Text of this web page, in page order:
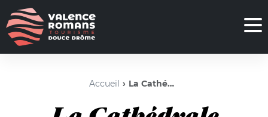
Accueil La Cathédrale Saint-Apollinaire